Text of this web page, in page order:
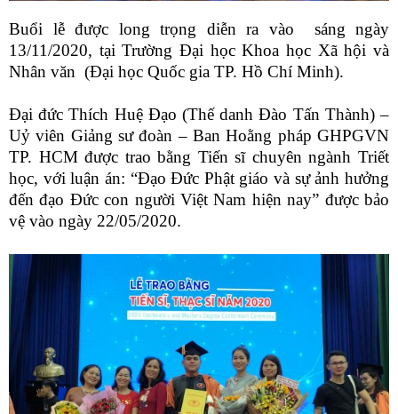
Buổi lễ được long trọng diễn ra vào sáng ngày
13/11/2020, tại Trường Đại học Khoa học Xã hội và
Nhân văn (Đại học Quốc gia TP. Hồ Chí Minh).
Đại đức Thích Huệ Đạo (Thế danh Đào Tấn Thành) –
Uỷ viên Giảng sư đoàn – Ban Hoằng pháp GHPGVN
TP. HCM được trao bằng Tiến sĩ chuyên ngành Triết
học, với luận án: “Đạo Đức Phật giáo và sự ảnh hưởng
đến đạo Đức con người Việt Nam hiện nay” được bảo
vệ vào ngày 22/05/2020.